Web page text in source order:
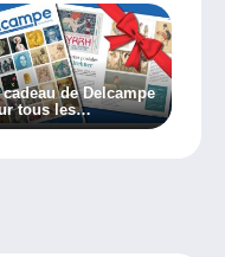
cadeau de Delcampe
tous les
!